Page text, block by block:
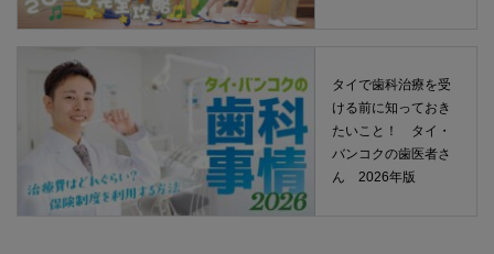
タイで歯科治療を受
ける前に知っておき
たいこと！ タイ・
バンコクの歯医者さ
ん 2026年版